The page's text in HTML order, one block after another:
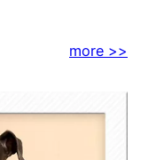
more >>